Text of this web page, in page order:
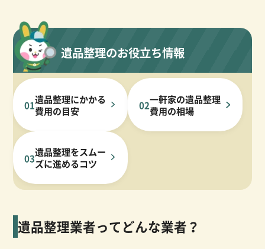
遺品整理のお役立ち情報
01遺品整理にかかる
費用の目安
02一軒家の遺品整理
費用の相場
03遺品整理をスムー
ズに進めるコツ
遺品整理業者ってどんな業者？